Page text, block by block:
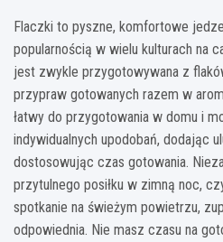
Flaczki to pyszne, komfortowe
popularnością w wielu kulturach na
jest zwykle przygotowywana z
przypraw gotowanych razem w
łatwy do przygotowania w domu i
indywidualnych upodobań, dodając
dostosowując czas gotowania.
przytulnego posiłku w zimną noc,
spotkanie na świeżym powietrzu,
odpowiednia. Nie masz czasu na